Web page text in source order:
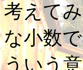
考えて
な小数
ういう